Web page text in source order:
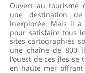
Ouvert au tourisme
une destination de
inexplorée. Mais il a
pour satisfaire tous
sites cartographiés
une chaîne de 800
l'ouest de ces îles se
en haute mer offrant